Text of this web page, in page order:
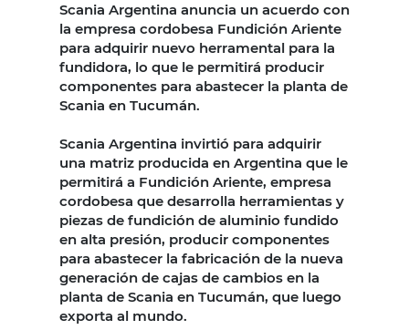
Scania Argentina anuncia un acuerdo con
la empresa cordobesa Fundición Ariente
para adquirir nuevo herramental para la
fundidora, lo que le permitirá producir
componentes para abastecer la planta de
Scania en Tucumán.
Scania Argentina invirtió para adquirir
una matriz producida en Argentina que le
permitirá a Fundición Ariente, empresa
cordobesa que desarrolla herramientas y
piezas de fundición de aluminio fundido
en alta presión, producir componentes
para abastecer la fabricación de la nueva
generación de cajas de cambios en la
planta de Scania en Tucumán, que luego
exporta al mundo.